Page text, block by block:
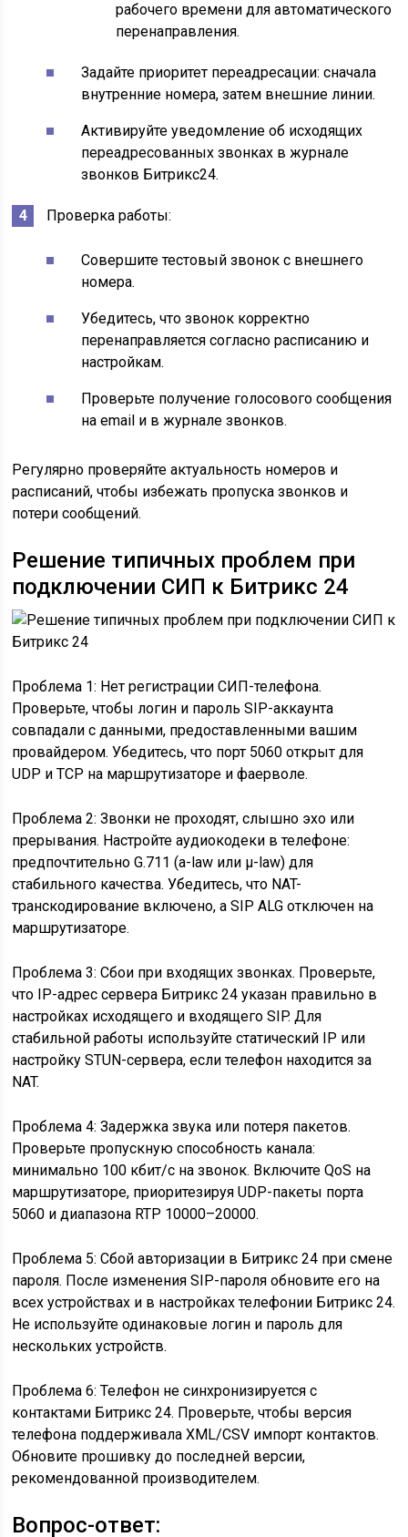
рабочего времени для автоматического
перенаправления.
Задайте приоритет переадресации: сначала
внутренние номера, затем внешние линии.
Активируйте уведомление об исходящих
переадресованных звонках в журнале
звонков Битрикс24.
Проверка работы:
Совершите тестовый звонок с внешнего
номера.
Убедитесь, что звонок корректно
перенаправляется согласно расписанию и
настройкам.
Проверьте получение голосового сообщения
на email и в журнале звонков.
Регулярно проверяйте актуальность номеров и
расписаний, чтобы избежать пропуска звонков и
потери сообщений.
Решение типичных проблем при
подключении СИП к Битрикс 24
Проблема 1: Нет регистрации СИП-телефона.
Проверьте, чтобы логин и пароль SIP-аккаунта
совпадали с данными, предоставленными вашим
провайдером. Убедитесь, что порт 5060 открыт для
UDP и TCP на маршрутизаторе и фаерволе.
Проблема 2: Звонки не проходят, слышно эхо или
прерывания. Настройте аудиокодеки в телефоне:
предпочтительно G.711 (a-law или μ-law) для
стабильного качества. Убедитесь, что NAT-
транскодирование включено, а SIP ALG отключен на
маршрутизаторе.
Проблема 3: Сбои при входящих звонках. Проверьте,
что IP-адрес сервера Битрикс 24 указан правильно в
настройках исходящего и входящего SIP. Для
стабильной работы используйте статический IP или
настройку STUN-сервера, если телефон находится за
NAT.
Проблема 4: Задержка звука или потеря пакетов.
Проверьте пропускную способность канала:
минимально 100 кбит/с на звонок. Включите QoS на
маршрутизаторе, приоритезируя UDP-пакеты порта
5060 и диапазона RTP 10000–20000.
Проблема 5: Сбой авторизации в Битрикс 24 при смене
пароля. После изменения SIP-пароля обновите его на
всех устройствах и в настройках телефонии Битрикс 24.
Не используйте одинаковые логин и пароль для
нескольких устройств.
Проблема 6: Телефон не синхронизируется с
контактами Битрикс 24. Проверьте, чтобы версия
телефона поддерживала XML/CSV импорт контактов.
Обновите прошивку до последней версии,
рекомендованной производителем.
Вопрос-ответ: